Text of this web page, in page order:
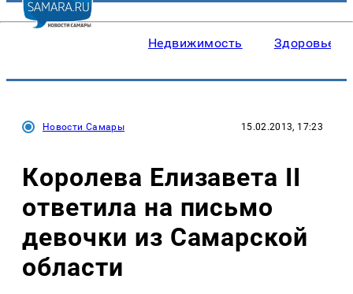
Недвижимость Здоровье
Новости Самары 15.02.2013, 17:23
Королева Елизавета II
ответила на письмо
девочки из Самарской
области